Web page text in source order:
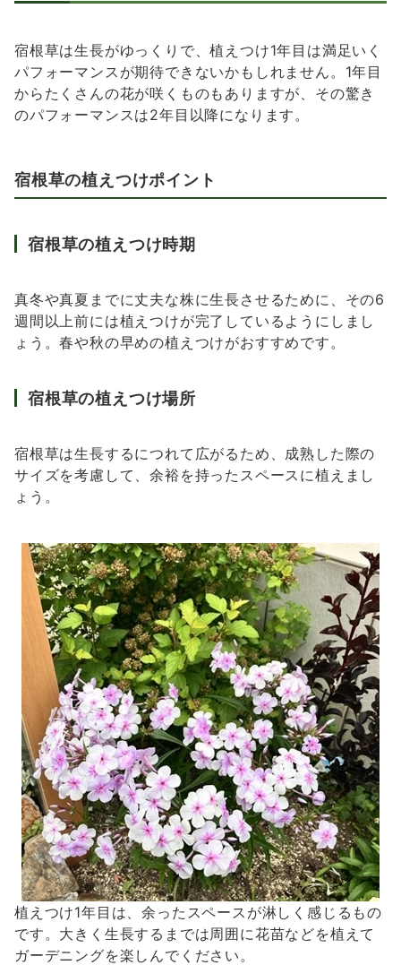
宿根草は生長がゆっくりで、植えつけ1年目は満足いく
パフォーマンスが期待できないかもしれません。1年目
からたくさんの花が咲くものもありますが、その驚き
のパフォーマンスは2年目以降になります。
宿根草の植えつけポイント
宿根草の植えつけ時期
真冬や真夏までに丈夫な株に生長させるために、その6
週間以上前には植えつけが完了しているようにしまし
ょう。春や秋の早めの植えつけがおすすめです。
宿根草の植えつけ場所
宿根草は生長するにつれて広がるため、成熟した際の
サイズを考慮して、余裕を持ったスペースに植えまし
ょう。
植えつけ1年目は、余ったスペースが淋しく感じるもの
です。大きく生長するまでは周囲に花苗などを植えて
ガーデニングを楽しんでください。